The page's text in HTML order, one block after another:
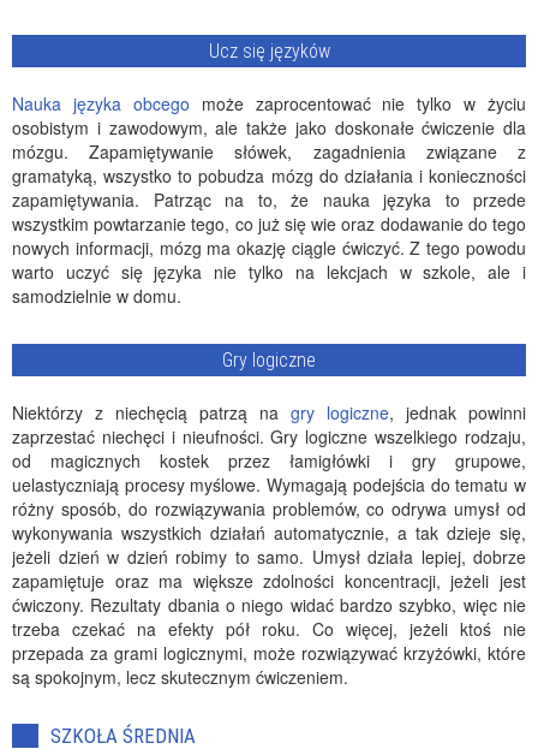
Ucz się języków
Nauka języka obcego może zaprocentować nie tylko w życiu
osobistym i zawodowym, ale także jako doskonałe ćwiczenie dla
mózgu. Zapamiętywanie słówek, zagadnienia związane z
gramatyką, wszystko to pobudza mózg do działania i konieczności
zapamiętywania. Patrząc na to, że nauka języka to przede
wszystkim powtarzanie tego, co już się wie oraz dodawanie do tego
nowych informacji, mózg ma okazję ciągle ćwiczyć. Z tego powodu
warto uczyć się języka nie tylko na lekcjach w szkole, ale i
samodzielnie w domu.
Gry logiczne
Niektórzy z niechęcią patrzą na gry logiczne, jednak powinni
zaprzestać niechęci i nieufności. Gry logiczne wszelkiego rodzaju,
od magicznych kostek przez łamigłówki i gry grupowe,
uelastyczniają procesy myślowe. Wymagają podejścia do tematu w
różny sposób, do rozwiązywania problemów, co odrywa umysł od
wykonywania wszystkich działań automatycznie, a tak dzieje się,
jeżeli dzień w dzień robimy to samo. Umysł działa lepiej, dobrze
zapamiętuje oraz ma większe zdolności koncentracji, jeżeli jest
ćwiczony. Rezultaty dbania o niego widać bardzo szybko, więc nie
trzeba czekać na efekty pół roku. Co więcej, jeżeli ktoś nie
przepada za grami logicznymi, może rozwiązywać krzyżówki, które
są spokojnym, lecz skutecznym ćwiczeniem.
SZKOŁA ŚREDNIA